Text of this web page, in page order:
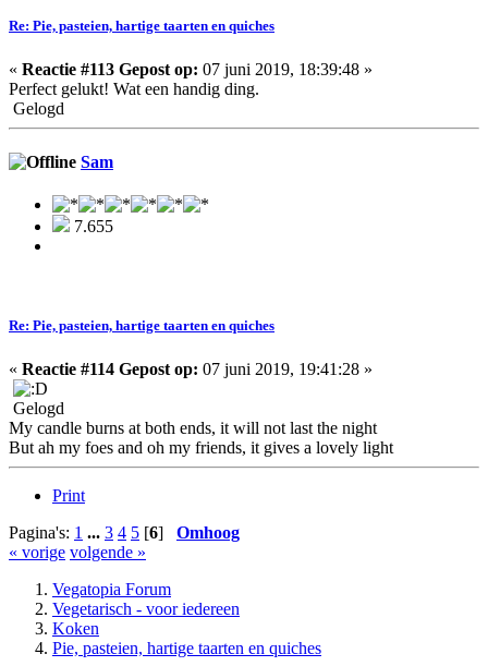
Re: Pie, pasteien, hartige taarten en quiches
« Reactie #113 Gepost op: 07 juni 2019, 18:39:48 »
Perfect gelukt! Wat een handig ding.
Gelogd
Sam
7.655
Re: Pie, pasteien, hartige taarten en quiches
« Reactie #114 Gepost op: 07 juni 2019, 19:41:28 »
Gelogd
My candle burns at both ends, it will not last the night
But ah my foes and oh my friends, it gives a lovely light
Print
Pagina's: 1 ... 3 4 5 [6] Omhoog
« vorige volgende »
Vegatopia Forum
Vegetarisch - voor iedereen
Koken
Pie, pasteien, hartige taarten en quiches